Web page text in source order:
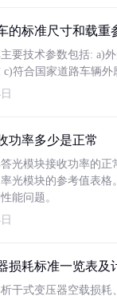
的标准尺寸和载重
要技术参数包括: a)
c)符合国家道路车辆
功率多少是正常
光模块接收功率的正
光模块的参考值表
能问题。
损耗标准一览表及
干式变压器空载损耗